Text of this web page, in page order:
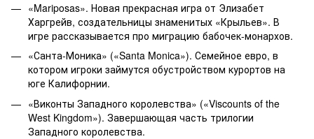
«Mariposas». Новая прекрасная игра от Элизабет
Харгрейв, создательницы знаменитых «Крыльев». В
игре рассказывается про миграцию бабочек-монархов.
«Санта-Моника» («Santa Monica»). Семейное евро, в
котором игроки займутся обустройством курортов на
юге Калифорнии.
«Виконты Западного королевства» («Viscounts of the
West Kingdom»). Завершающая часть трилогии
Западного королевства.